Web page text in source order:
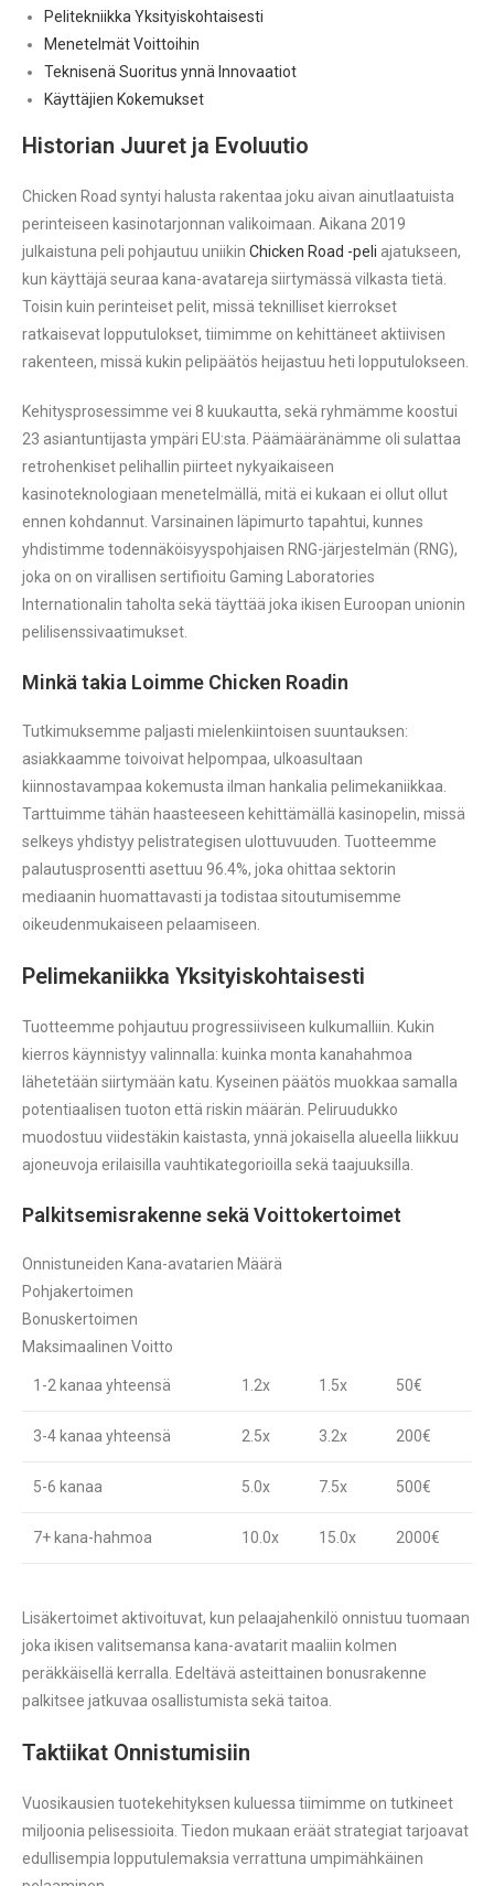
Pelitekniikka Yksityiskohtaisesti
Menetelmät Voittoihin
Teknisenä Suoritus ynnä Innovaatiot
Käyttäjien Kokemukset
Historian Juuret ja Evoluutio
Chicken Road syntyi halusta rakentaa joku aivan ainutlaatuista
perinteiseen kasinotarjonnan valikoimaan. Aikana 2019
julkaistuna peli pohjautuu uniikin Chicken Road -peli ajatukseen,
kun käyttäjä seuraa kana-avatareja siirtymässä vilkasta tietä.
Toisin kuin perinteiset pelit, missä teknilliset kierrokset
ratkaisevat lopputulokset, tiimimme on kehittäneet aktiivisen
rakenteen, missä kukin pelipäätös heijastuu heti lopputulokseen.
Kehitysprosessimme vei 8 kuukautta, sekä ryhmämme koostui
23 asiantuntijasta ympäri EU:sta. Päämääränämme oli sulattaa
retrohenkiset pelihallin piirteet nykyaikaiseen
kasinoteknologiaan menetelmällä, mitä ei kukaan ei ollut ollut
ennen kohdannut. Varsinainen läpimurto tapahtui, kunnes
yhdistimme todennäköisyyspohjaisen RNG-järjestelmän (RNG),
joka on on virallisen sertifioitu Gaming Laboratories
Internationalin taholta sekä täyttää joka ikisen Euroopan unionin
pelilisenssivaatimukset.
Minkä takia Loimme Chicken Roadin
Tutkimuksemme paljasti mielenkiintoisen suuntauksen:
asiakkaamme toivoivat helpompaa, ulkoasultaan
kiinnostavampaa kokemusta ilman hankalia pelimekaniikkaa.
Tarttuimme tähän haasteeseen kehittämällä kasinopelin, missä
selkeys yhdistyy pelistrategisen ulottuvuuden. Tuotteemme
palautusprosentti asettuu 96.4%, joka ohittaa sektorin
mediaanin huomattavasti ja todistaa sitoutumisemme
oikeudenmukaiseen pelaamiseen.
Pelimekaniikka Yksityiskohtaisesti
Tuotteemme pohjautuu progressiiviseen kulkumalliin. Kukin
kierros käynnistyy valinnalla: kuinka monta kanahahmoa
lähetetään siirtymään katu. Kyseinen päätös muokkaa samalla
potentiaalisen tuoton että riskin määrän. Peliruudukko
muodostuu viidestäkin kaistasta, ynnä jokaisella alueella liikkuu
ajoneuvoja erilaisilla vauhtikategorioilla sekä taajuuksilla.
Palkitsemisrakenne sekä Voittokertoimet
Onnistuneiden Kana-avatarien Määrä
Pohjakertoimen
Bonuskertoimen
Maksimaalinen Voitto
1-2 kanaa yhteensä 1.2x 1.5x 50€
3-4 kanaa yhteensä 2.5x 3.2x 200€
5-6 kanaa 5.0x 7.5x 500€
7+ kana-hahmoa 10.0x 15.0x 2000€
Lisäkertoimet aktivoituvat, kun pelaajahenkilö onnistuu tuomaan
joka ikisen valitsemansa kana-avatarit maaliin kolmen
peräkkäisellä kerralla. Edeltävä asteittainen bonusrakenne
palkitsee jatkuvaa osallistumista sekä taitoa.
Taktiikat Onnistumisiin
Vuosikausien tuotekehityksen kuluessa tiimimme on tutkineet
miljoonia pelisessioita. Tiedon mukaan eräät strategiat tarjoavat
edullisempia lopputulemaksia verrattuna umpimähkäinen